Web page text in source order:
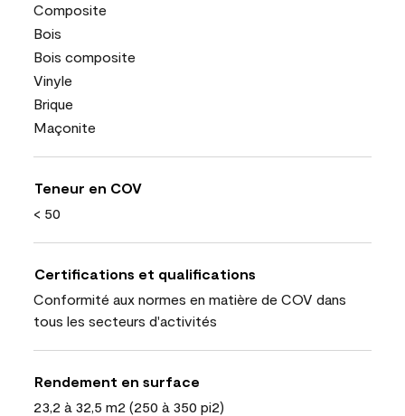
Composite
Bois
Bois composite
Vinyle
Brique
Maçonite
Teneur en COV
< 50
Certifications et qualifications
Conformité aux normes en matière de COV dans
tous les secteurs d'activités
Rendement en surface
23,2 à 32,5 m2 (250 à 350 pi2)